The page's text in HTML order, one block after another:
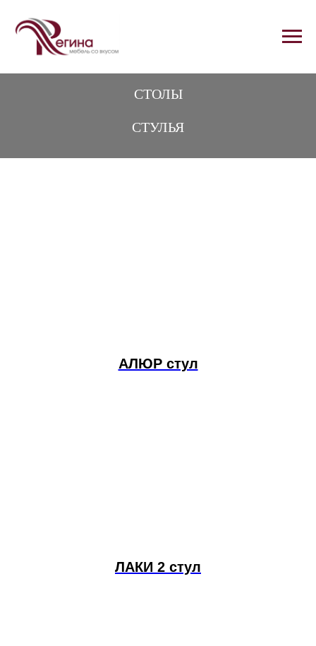
СТОЛЫ
СТУЛЬЯ
АЛЮР стул
ЛАКИ 2 стул